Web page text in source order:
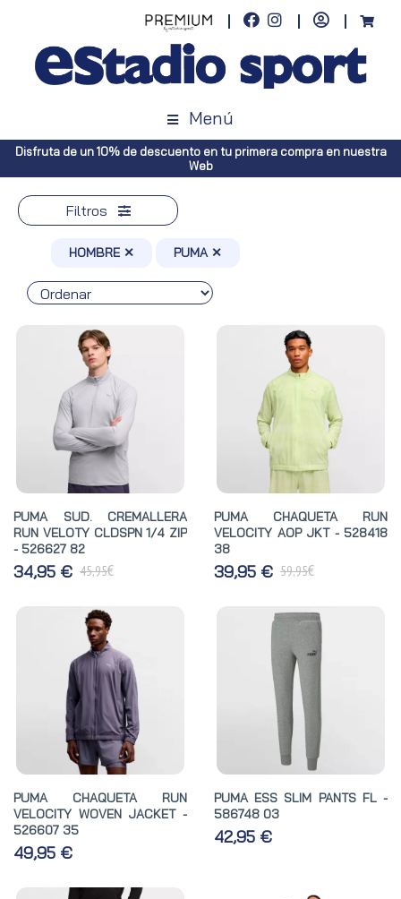
Menú
Envíos gratuitos a toda España (Canarias, pedidos superiores a
Península, pedidos superiores a 100€)
Filtros
HOMBRE ✕ PUMA ✕
PUMA SUD. CREMALLERA
RUN VELOTY CLDSPN 1/4 ZIP
- 526627 82
34,95 € 45,95€
PUMA CHAQUETA RUN
VELOCITY AOP JKT - 528418
38
39,95 € 59,95€
PUMA CHAQUETA RUN
VELOCITY WOVEN JACKET -
526607 35
49,95 €
PUMA ESS SLIM PANTS FL -
586748 03
42,95 €